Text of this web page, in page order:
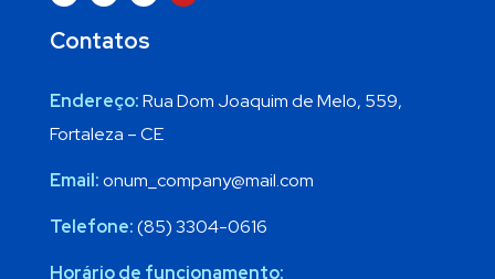
Contatos
Endereço:Rua Dom Joaquim de Melo, 559,
Fortaleza – CE
Email:onum_company@mail.com
Telefone:(85) 3304-0616
Horário de funcionamento: